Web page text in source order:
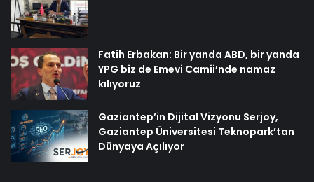
Fatih Erbakan: Bir yanda ABD, bir yanda
YPG biz de Emevi Camii’nde namaz
kılıyoruz
Gaziantep’in Dijital Vizyonu Serjoy,
Gaziantep Üniversitesi Teknopark’tan
Dünyaya Açılıyor